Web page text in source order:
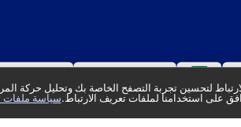
لتحسين تجربة التصفح الخاصة بك وتحليل حركة
على استخدامنا لملفات تعريف الارتباط.سياسة ملفات